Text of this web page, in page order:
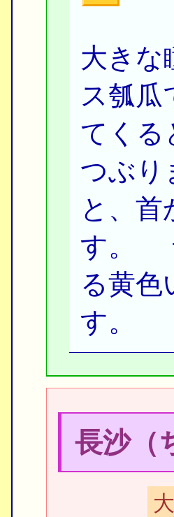
大きな
ス瓠
てくる
つぶ
と、
す。
る黄色
す。
長沙（